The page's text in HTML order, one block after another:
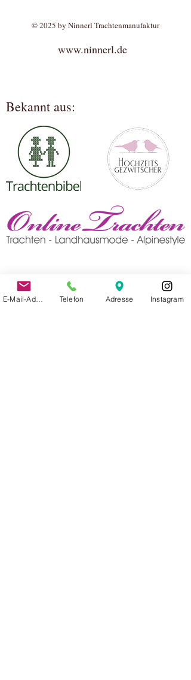
© 2025 by Ninnerl Trachtenmanufaktur
www.ninnerl.de
Bekannt aus:
E-Mail-Adresse Telefon Adresse Instagram